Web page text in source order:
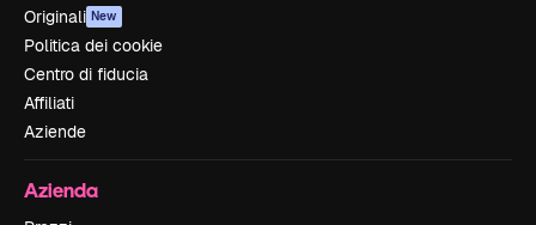
Originali New
Politica dei cookie
Centro di fiducia
Affiliati
Aziende
Azienda